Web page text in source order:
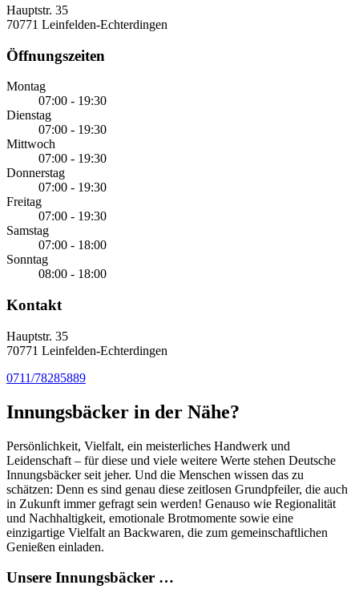
Hauptstr. 35
70771 Leinfelden-Echterdingen
Öffnungszeiten
Montag
07:00 - 19:30
Dienstag
07:00 - 19:30
Mittwoch
07:00 - 19:30
Donnerstag
07:00 - 19:30
Freitag
07:00 - 19:30
Samstag
07:00 - 18:00
Sonntag
08:00 - 18:00
Kontakt
Hauptstr. 35
70771 Leinfelden-Echterdingen
0711/78285889
Innungsbäcker in der Nähe?
Persönlichkeit, Vielfalt, ein meisterliches Handwerk und
Leidenschaft – für diese und viele weitere Werte stehen Deutsche
Innungsbäcker seit jeher. Und die Menschen wissen das zu
schätzen: Denn es sind genau diese zeitlosen Grundpfeiler, die auch
in Zukunft immer gefragt sein werden! Genauso wie Regionalität
und Nachhaltigkeit, emotionale Brotmomente sowie eine
einzigartige Vielfalt an Backwaren, die zum gemeinschaftlichen
Genießen einladen.
Unsere Innungsbäcker …